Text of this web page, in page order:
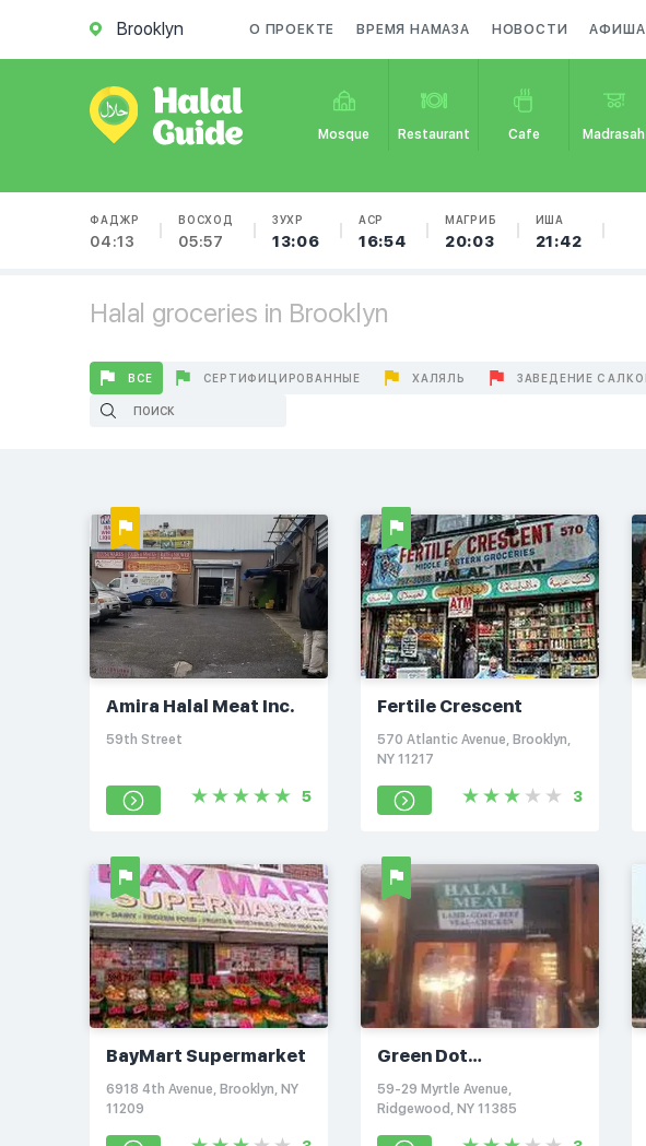
Brooklyn О ПРОЕКТЕ ВРЕМЯ НАМАЗА НОВОСТИ АФИША
Mosque Restaurant Cafe Madrasah
ФАДЖР
04:13
ВОСХОД
05:57
ЗУХР
13:06
АСР
16:54
МАГРИБ
20:03
ИША
21:42
Halal groceries in Brooklyn
ВСЕ СЕРТИФИЦИРОВАННЫЕ ХАЛЯЛЬ ЗАВЕДЕНИЕ С
Amira Halal Meat Inc.
59th Street
5
Fertile Crescent
570 Atlantic Avenue, Brooklyn,
NY 11217
3
BayMart Supermarket
6918 4th Avenue, Brooklyn, NY
11209
Green Dot
Marketplace
59-29 Myrtle Avenue,
Ridgewood, NY 11385